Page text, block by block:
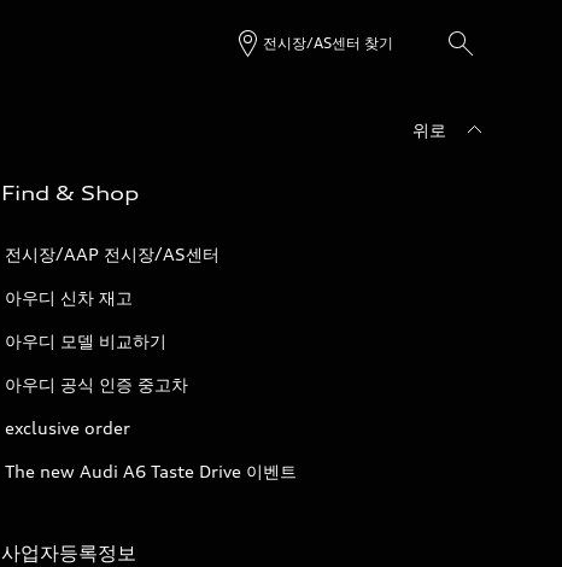
전시장/AS센터 찾기
위로
Find & Shop
전시장/AAP 전시장/AS센터
아우디 신차 재고
아우디 모델 비교하기
아우디 공식 인증 중고차
exclusive order
The new Audi A6 Taste Drive 이벤트
사업자등록정보